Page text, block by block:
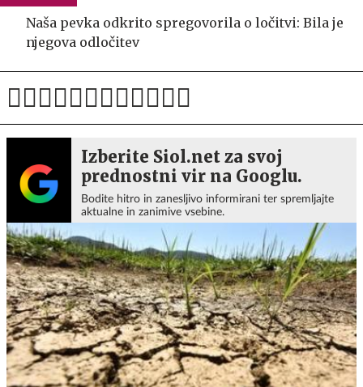
Naša pevka odkrito spregovorila o ločitvi: Bila je
njegova odločitev
Izberite Siol.net za svoj
prednostni vir na Googlu.
Bodite hitro in zanesljivo informirani ter spremljajte
aktualne in zanimive vsebine.